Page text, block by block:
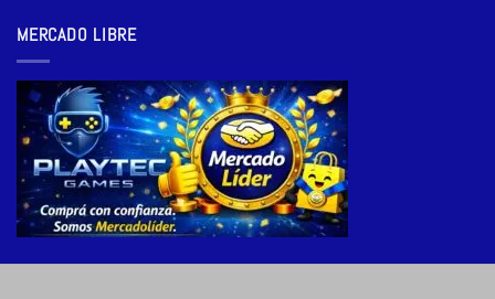
MERCADO LIBRE